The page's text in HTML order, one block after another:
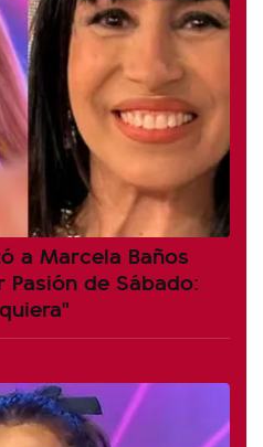
a Marcela Baños
de Sábado: